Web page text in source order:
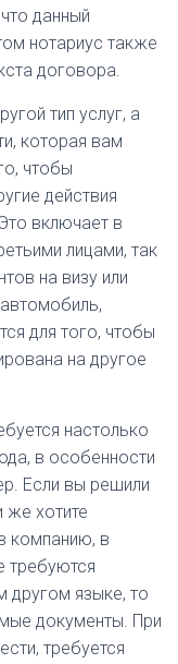
данный
нотариус также
договора.
тип услуг, а
которая вам
чтобы
действия
включает в
лицами, так
на визу или
для того, чтобы
на другое
настолько
в особенности
Если вы решили
же хотите
компанию, в
требуются
другом языке, то
документы. При
требуется